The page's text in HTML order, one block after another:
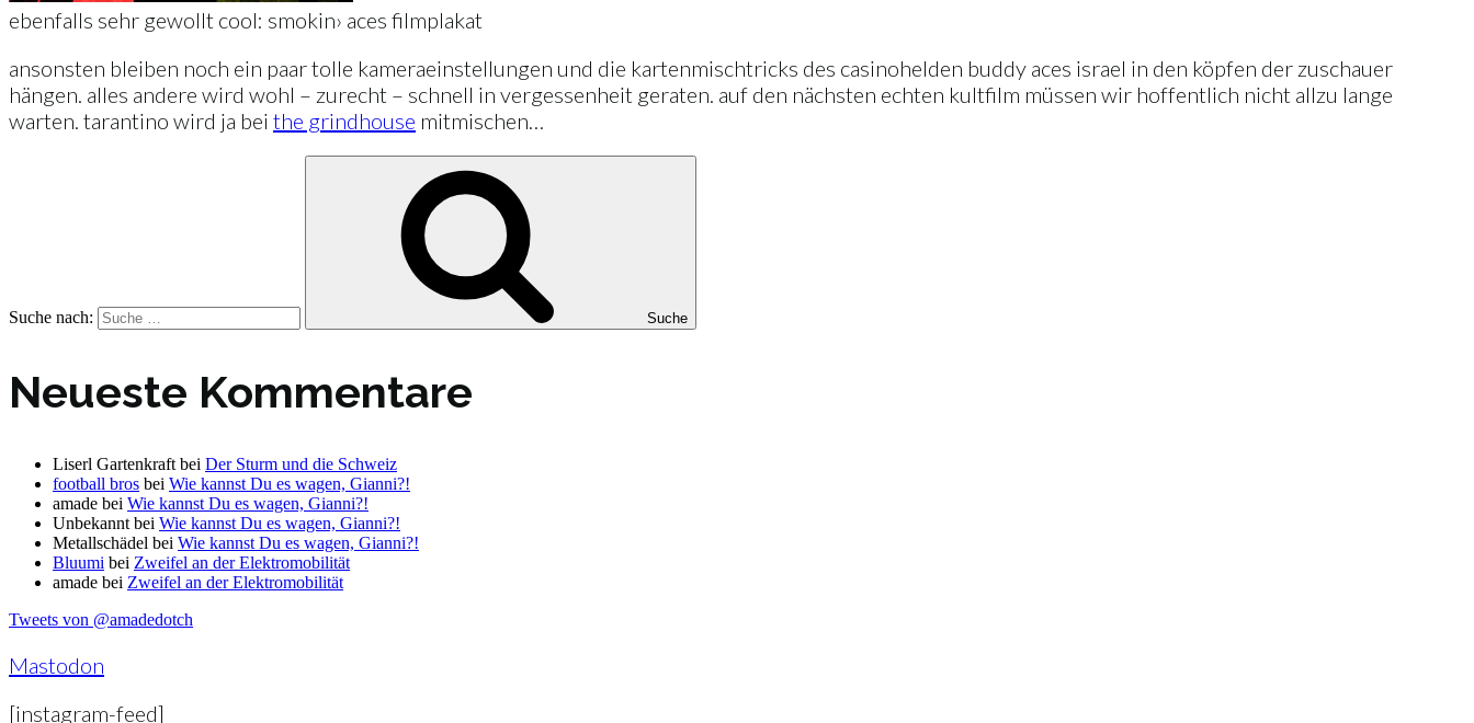
ebenfalls sehr gewollt cool: smokin› aces filmplakat
ansonsten bleiben noch ein paar tolle kameraeinstellungen und die kartenmischtricks des casinohelden buddy aces israel in den köpfen der zuschauer
hängen. alles andere wird wohl – zurecht – schnell in vergessenheit geraten. auf den nächsten echten kultfilm müssen wir hoffentlich nicht allzu lange
warten. tarantino wird ja bei the grindhouse mitmischen…
Suche nach: Suche
Neueste Kommentare
Liserl Gartenkraft bei Der Sturm und die Schweiz
football bros bei Wie kannst Du es wagen, Gianni?!
amade bei Wie kannst Du es wagen, Gianni?!
Unbekannt bei Wie kannst Du es wagen, Gianni?!
Metallschädel bei Wie kannst Du es wagen, Gianni?!
Bluumi bei Zweifel an der Elektromobilität
amade bei Zweifel an der Elektromobilität
Tweets von @amadedotch
Mastodon
[instagram-feed]